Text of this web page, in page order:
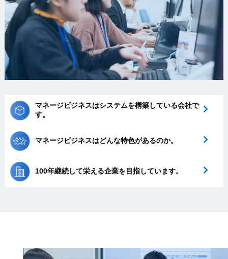
マネージビジネスはシステムを構築している会社で
す。
マネージビジネスはどんな特色があるのか。
100年継続して栄える企業を目指しています。